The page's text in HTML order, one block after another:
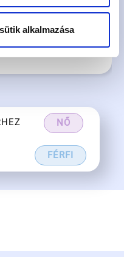
alkalmazása
TOVÁBB
NŐ
FÉRFI